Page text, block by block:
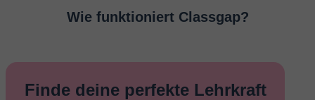
Wie funktioniert Classgap?
Finde deine perfekte Lehrkraft